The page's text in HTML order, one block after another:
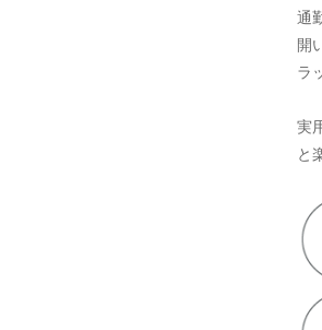
通
開
ラ
実
と